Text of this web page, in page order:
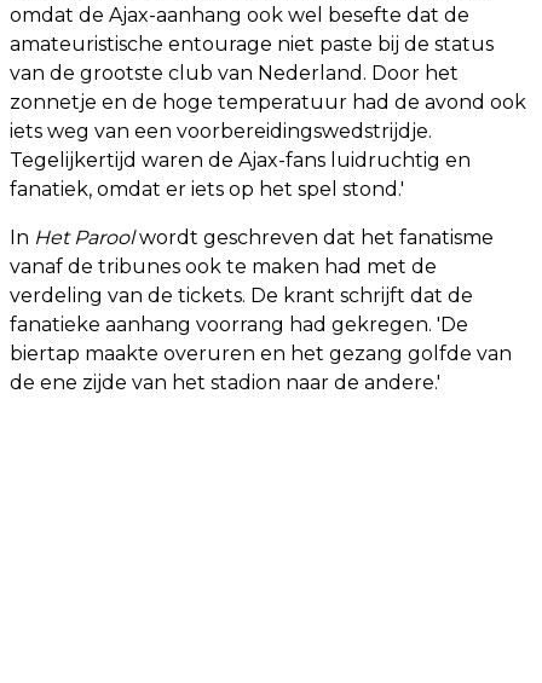
omdat de Ajax-aanhang ook wel besefte dat de
amateuristische entourage niet paste bij de status
van de grootste club van Nederland. Door het
zonnetje en de hoge temperatuur had de avond ook
iets weg van een voorbereidingswedstrijdje.
Tegelijkertijd waren de Ajax-fans luidruchtig en
fanatiek, omdat er iets op het spel stond.'
In Het Paroolwordt geschreven dat het fanatisme
vanaf de tribunes ook te maken had met de
verdeling van de tickets. De krant schrijft dat de
fanatieke aanhang voorrang had gekregen. 'De
biertap maakte overuren en het gezang golfde van
de ene zijde van het stadion naar de andere.'